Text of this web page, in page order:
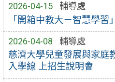
2026-04-15 輔導處
「開箱中教大－智慧學習
2026-04-08 輔導處
慈濟大學兒童發展與家庭
入學線 上招生說明會